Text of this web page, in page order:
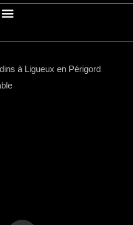
à Ligueux en Périgord